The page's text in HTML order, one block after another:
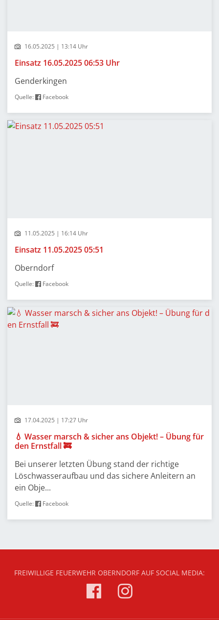
16.05.2025 | 13:14 Uhr
Einsatz 16.05.2025 06:53 Uhr
Genderkingen
Quelle: Facebook
11.05.2025 | 16:14 Uhr
Einsatz 11.05.2025 05:51
Oberndorf
Quelle: Facebook
17.04.2025 | 17:27 Uhr
💧 Wasser marsch & sicher ans Objekt! – Übung für
den Ernstfall 🚒
Bei unserer letzten Übung stand der richtige
Löschwasseraufbau und das sichere Anleitern an
ein Obje...
Quelle: Facebook
FREIWILLIGE FEUERWEHR OBERNDORF AUF SOCIAL MEDIA: